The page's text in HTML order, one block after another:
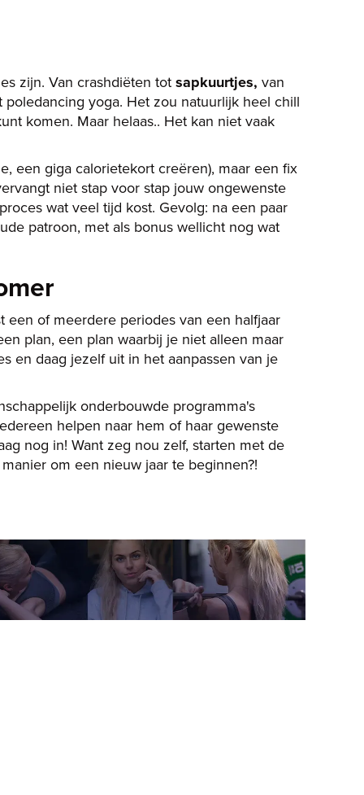
zijn. Van crashdiëten totsapkuurtjes, van
yoga. Het zou natuurlijk heel chill
komen. Maar helaas.. Het kan niet vaak
een giga calorietekort creëren), maar een fix
niet stap voor stap jouw ongewenste
wat veel tijd kost. Gevolg: na een paar
patroon, met als bonus wellicht nog wat
of meerdere periodes van een halfjaar
plan, een plan waarbij je niet alleen maar
en daag jezelf uit in het aanpassen van je
onderbouwde programma's
helpen naar hem of haar gewenste
nog in! Want zeg nou zelf, starten met de
om een nieuw jaar te beginnen?!